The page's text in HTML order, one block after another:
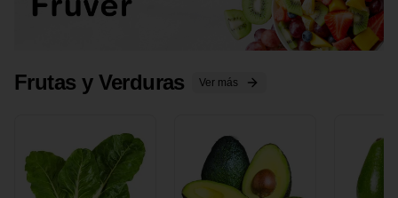
Frutas y Verduras Ver más